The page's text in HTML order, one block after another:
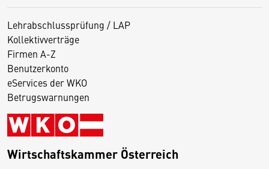
Lehrabschlussprüfung / LAP
Kollektivverträge
Firmen A-Z
Benutzerkonto
eServices der WKO
Betrugswarnungen
Wirtschaftskammer Österreich